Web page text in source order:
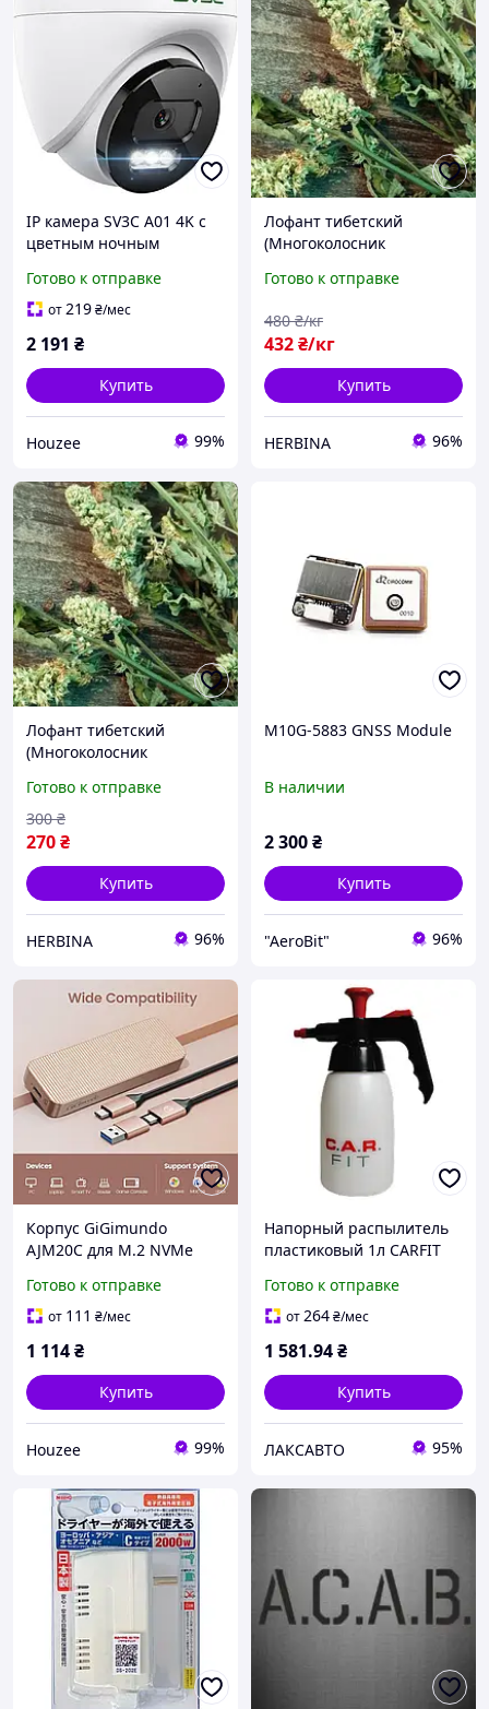
IP камера SV3C A01 4K с
цветным ночным
видеонаблюдения с PoE и
двусторонней
Готово к отправке
от219₴/мес
2 191 ₴
Купить
Houzee 99%
Лофант тибетский
(Многоколосник
Готово к отправке
432₴/кг
480 ₴/кг
Купить
HERBINA 96%
Лофант тибетский
(Многоколосник
гГотово к отправке
270₴
300 ₴
Купить
HERBINA 96%
M10G-5883 GNSS Module
В наличии
2 300₴
Купить
"AeroBit" 96%
Корпус GiGimundo
AJM20C для M.2 NVMe
розовое золото для
быстрой передачи
Готово к отправке
от 111 ₴/мес
1 114₴
Купить
Houzee 99%
Напорный распылитель
пластиковый 1л CARFIT
Готово к отправке
от264₴/мес
1 581.94₴
Купить
ЛАКСАВТО 95%